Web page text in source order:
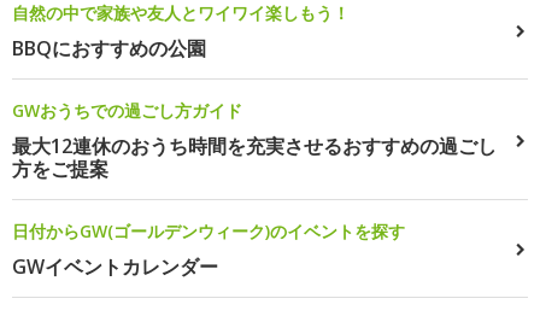
自然の中で家族や友人とワイワイ楽しもう！
BBQにおすすめの公園
GWおうちでの過ごし方ガイド
最大12連休のおうち時間を充実させるおすすめの過ごし
方をご提案
日付からGW(ゴールデンウィーク)のイベントを探す
GWイベントカレンダー